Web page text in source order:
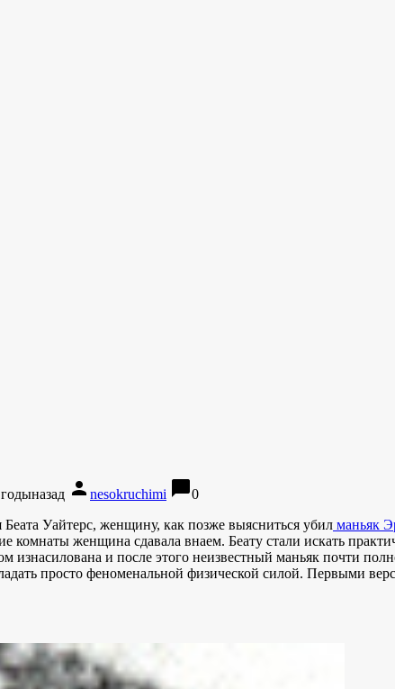
person nesokruchimi chat_bubble0
Уайтерс, женщину, как позже выясниться убил маньяк
женщина сдавала внаем. Беату стали искать
изнасилована и после этого неизвестный маньяк почти
просто феноменальной физической силой. Первыми